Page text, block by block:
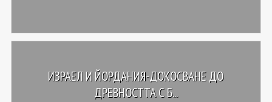
ИЗРАЕЛ И ЙОРДАНИЯ-ДОКОСВАНЕ ДО
ДРЕВНОСТТА С Б...